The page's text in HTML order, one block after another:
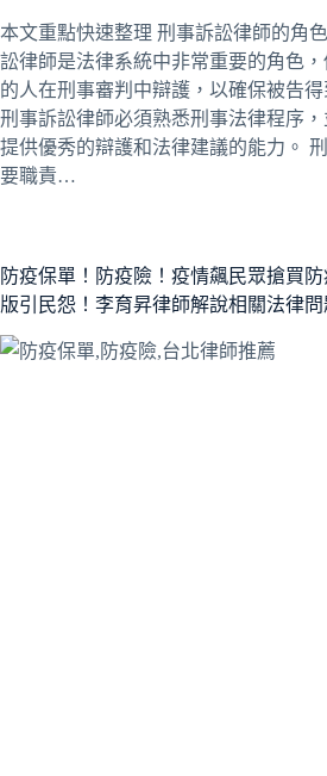
本文重點快速整理 刑事訴訟律師的角
訟律師是法律系統中非常重要的角色
的人在刑事審判中辯護，以確保被告得
刑事訴訟律師必須熟悉刑事法律程序
提供優秀的辯護和法律建議的能力。
要職責…
防疫保單！防疫險！疫情飆民眾搶買
版引民怨！李育昇律師解說相關法律問